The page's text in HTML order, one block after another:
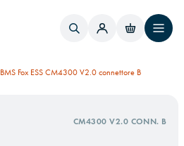
BMS Fox ESS CM4300 V2.0 connettore B
CM4300 V2.0 CONN. B